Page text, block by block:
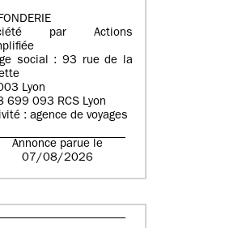
par Actions
social : 93 rue de la
Lyon
699 093 RCS Lyon
: agence de voyages
Annonce parue le
07/08/2026